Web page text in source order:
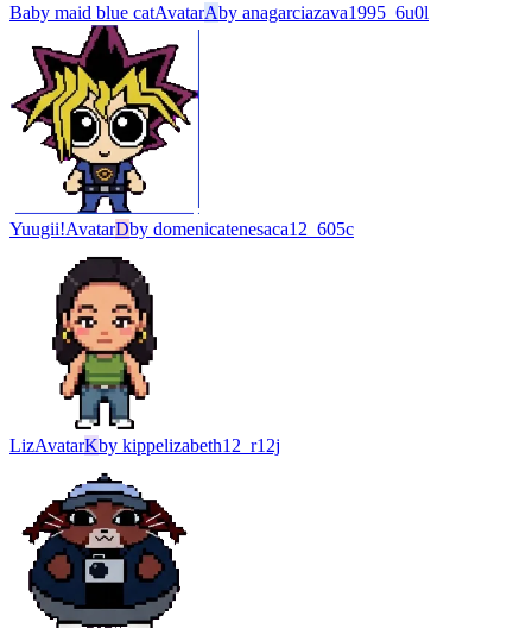
Baby maid blue catAvatarAby anagarciazava1995_6u0l
Yuugii!AvatarDby domenicatenesaca12_605c
LizAvatarKby kippelizabeth12_r12j